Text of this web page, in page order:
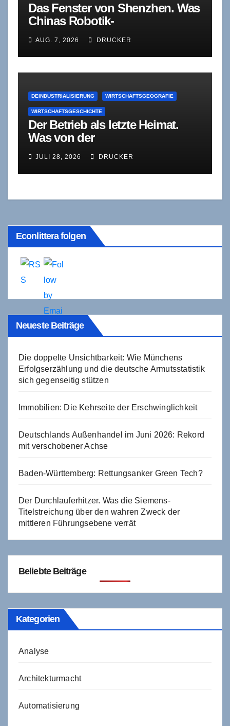
Das Fenster von Shenzhen. Was
Chinas Robotik-
Zulieferer bedeutet – und was
sie verschweigt
AUG. 7, 2026 DRUCKER
DEINDUSTRIALISIERUNG WIRTSCHAFTSGEOGRAFIE
WIRTSCHAFTSGESCHICHTE
Der Betrieb als letzte Heimat.
Was von der
JULI 28, 2026 DRUCKER
Econlittera folgen
Neueste Beiträge
Die doppelte Unsichtbarkeit: Wie Münchens
Erfolgserzählung und die deutsche Armutsstatistik
sich gegenseitig stützen
Immobilien: Die Kehrseite der Erschwinglichkeit
Deutschlands Außenhandel im Juni 2026: Rekord
mit verschobener Achse
Baden-Württemberg: Rettungsanker Green Tech?
Der Durchlauferhitzer. Was die Siemens-
Titelstreichung über den wahren Zweck der
mittleren Führungsebene verrät
Beliebte Beiträge
Kategorien
Analyse
Architekturmacht
Automatisierung